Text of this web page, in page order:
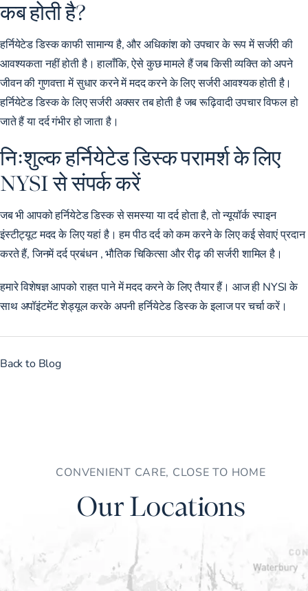
कब होती है?
हर्नियेटेड डिस्क काफी सामान्य है, और अधिकांश को उपचार के रूप में सर्जरी की
आवश्यकता नहीं होती है। हालाँकि, ऐसे कुछ मामले हैं जब किसी व्यक्ति को अपने
जीवन की गुणवत्ता में सुधार करने में मदद करने के लिए सर्जरी आवश्यक होती है।
हर्नियेटेड डिस्क के लिए सर्जरी अक्सर तब होती है जब रूढ़िवादी उपचार विफल हो
जाते हैं या दर्द गंभीर हो जाता है।
निःशुल्क हर्नियेटेड डिस्क परामर्श के लिए
NYSI से संपर्क करें
जब भी आपको हर्नियेटेड डिस्क से समस्या या दर्द होता है, तो न्यूयॉर्क स्पाइन
इंस्टीट्यूट मदद के लिए यहां है। हम पीठ दर्द को कम करने के लिए कई सेवाएं प्रदान
करते हैं, जिनमेंदर्द प्रबंधन,भौतिक चिकित्साऔररीढ़ की सर्जरीशामिल है।
हमारे विशेषज्ञ आपको राहत पाने में मदद करने के लिए तैयार हैं। आज ही NYSI के
साथअपॉइंटमेंट शेड्यूलकरके अपनी हर्नियेटेड डिस्क के इलाज पर चर्चा करें।
Back to Blog
CONVENIENT CARE, CLOSE TO HOME
Our Locations